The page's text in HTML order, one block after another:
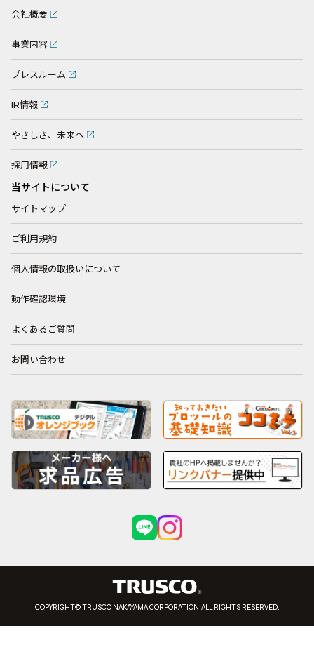
会社概要
事業内容
プレスルーム
IR情報
やさしさ、未来へ
採用情報
当サイトについて
サイトマップ
ご利用規約
個人情報の取扱いについて
動作確認環境
よくあるご質問
お問い合わせ
COPYRIGHT© TRUSCO NAKAYAMA CORPORATION.ALL RIGHTS RESERVED.